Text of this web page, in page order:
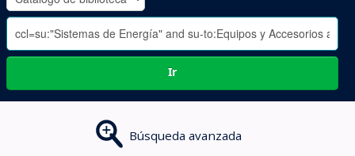
-
Ir
Búsqueda avanzada